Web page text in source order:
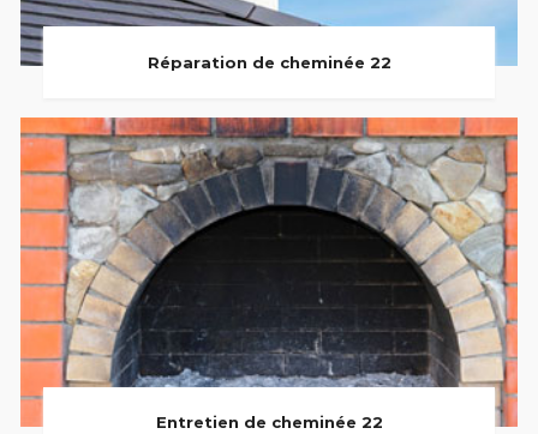
Réparation de cheminée 22
Entretien de cheminée 22